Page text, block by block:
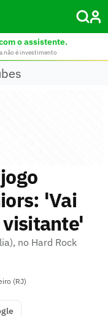
o assistente.
não é investimento
'Vai
visitante'
no Hard Rock
(RJ)